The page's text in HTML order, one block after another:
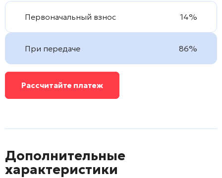
Первоначальный взнос 14%
При передаче 86%
Рассчитайте платеж
Дополнительные
характеристики